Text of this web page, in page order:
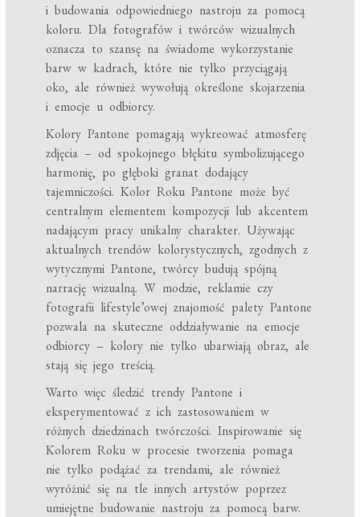
i budowania odpowiedniego nastroju za pomocą
koloru. Dla fotografów i twórców wizualnych
oznacza to szansę na świadome wykorzystanie
barw w kadrach, które nie tylko przyciągają
oko, ale również wywołują określone skojarzenia
i emocje u odbiorcy.
Kolory Pantone pomagają wykreować atmosferę
zdjęcia – od spokojnego błękitu symbolizującego
harmonię, po głęboki granat dodający
tajemniczości. Kolor Roku Pantone może być
centralnym elementem kompozycji lub akcentem
nadającym pracy unikalny charakter. Używając
aktualnych trendów kolorystycznych, zgodnych z
wytycznymi Pantone, twórcy budują spójną
narrację wizualną. W modzie, reklamie czy
fotografii lifestyle’owej znajomość palety Pantone
pozwala na skuteczne oddziaływanie na emocje
odbiorcy – kolory nie tylko ubarwiają obraz, ale
stają się jego treścią.
Warto więc śledzić trendy Pantone i
eksperymentować z ich zastosowaniem w
różnych dziedzinach twórczości. Inspirowanie się
Kolorem Roku w procesie tworzenia pomaga
nie tylko podążać za trendami, ale również
wyróżnić się na tle innych artystów poprzez
umiejętne budowanie nastroju za pomocą barw.